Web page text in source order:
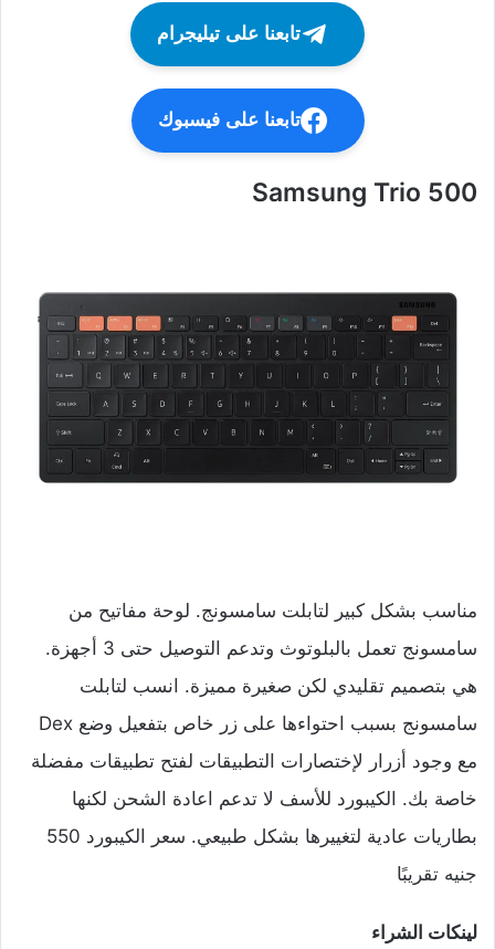
تابعنا على تيليجرام
تابعنا على فيسبوك
Samsung Trio 500
مناسب بشكل كبير لتابلت سامسونج. لوحة مفاتيح من
سامسونج تعمل بالبلوتوث وتدعم التوصيل حتى 3 أجهزة.
هي بتصميم تقليدي لكن صغيرة مميزة. انسب لتابلت
سامسونج بسبب احتواءها على زر خاص بتفعيل وضع Dex
مع وجود أزرار لإختصارات التطبيقات لفتح تطبيقات مفضلة
خاصة بك. الكيبورد للأسف لا تدعم اعادة الشحن لكنها
بطاريات عادية لتغييرها بشكل طبيعي. سعر الكيبورد 550
جنيه تقريبًا
لينكات الشراء